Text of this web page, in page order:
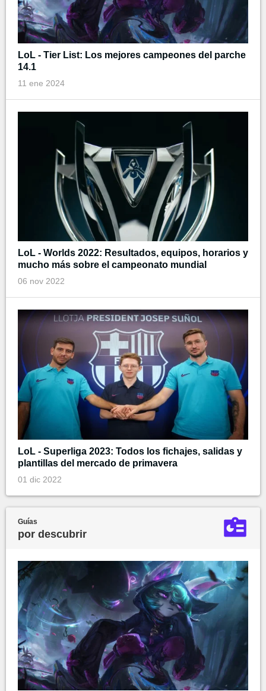
LoL - Tier List: Los mejores campeones del parche
14.1
11 ene 2024
LoL - Worlds 2022: Resultados, equipos, horarios y
mucho más sobre el campeonato mundial
06 nov 2022
LoL - Superliga 2023: Todos los fichajes, salidas y
plantillas del mercado de primavera
01 dic 2022
Guías
por descubrir